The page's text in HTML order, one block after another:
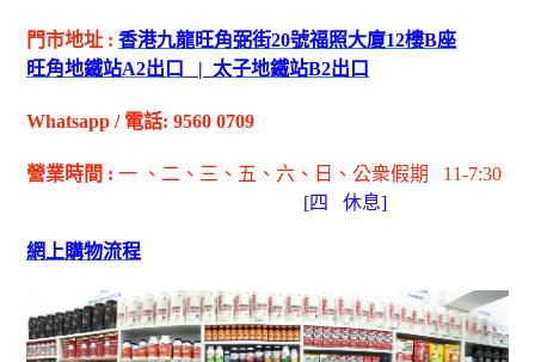
門市地址 : 香港九龍旺角弼街20號福照大廈12樓B座
旺角地鐵站A2出 口 | 太子地鐵站B2出 口
Whatsapp / 電話: 9560 0709
營業時間 : 一 、二、三、五 、六 、日 、公衆假期
11-7:30
[四 休息]
網上購物流程